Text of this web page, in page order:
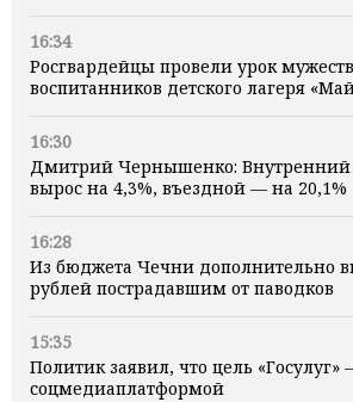
16:34
Росгвардейцы провели урок
воспитанников детского лагеря
16:30
Дмитрий Чернышенко: Внутренний
вырос на 4,3%, въездной — на 20,1%
16:28
Из бюджета Чечни дополнительно
рублей пострадавшим от паводков
15:35
Политик заявил, что цель «Госулуг»
соцмедиаплатформой